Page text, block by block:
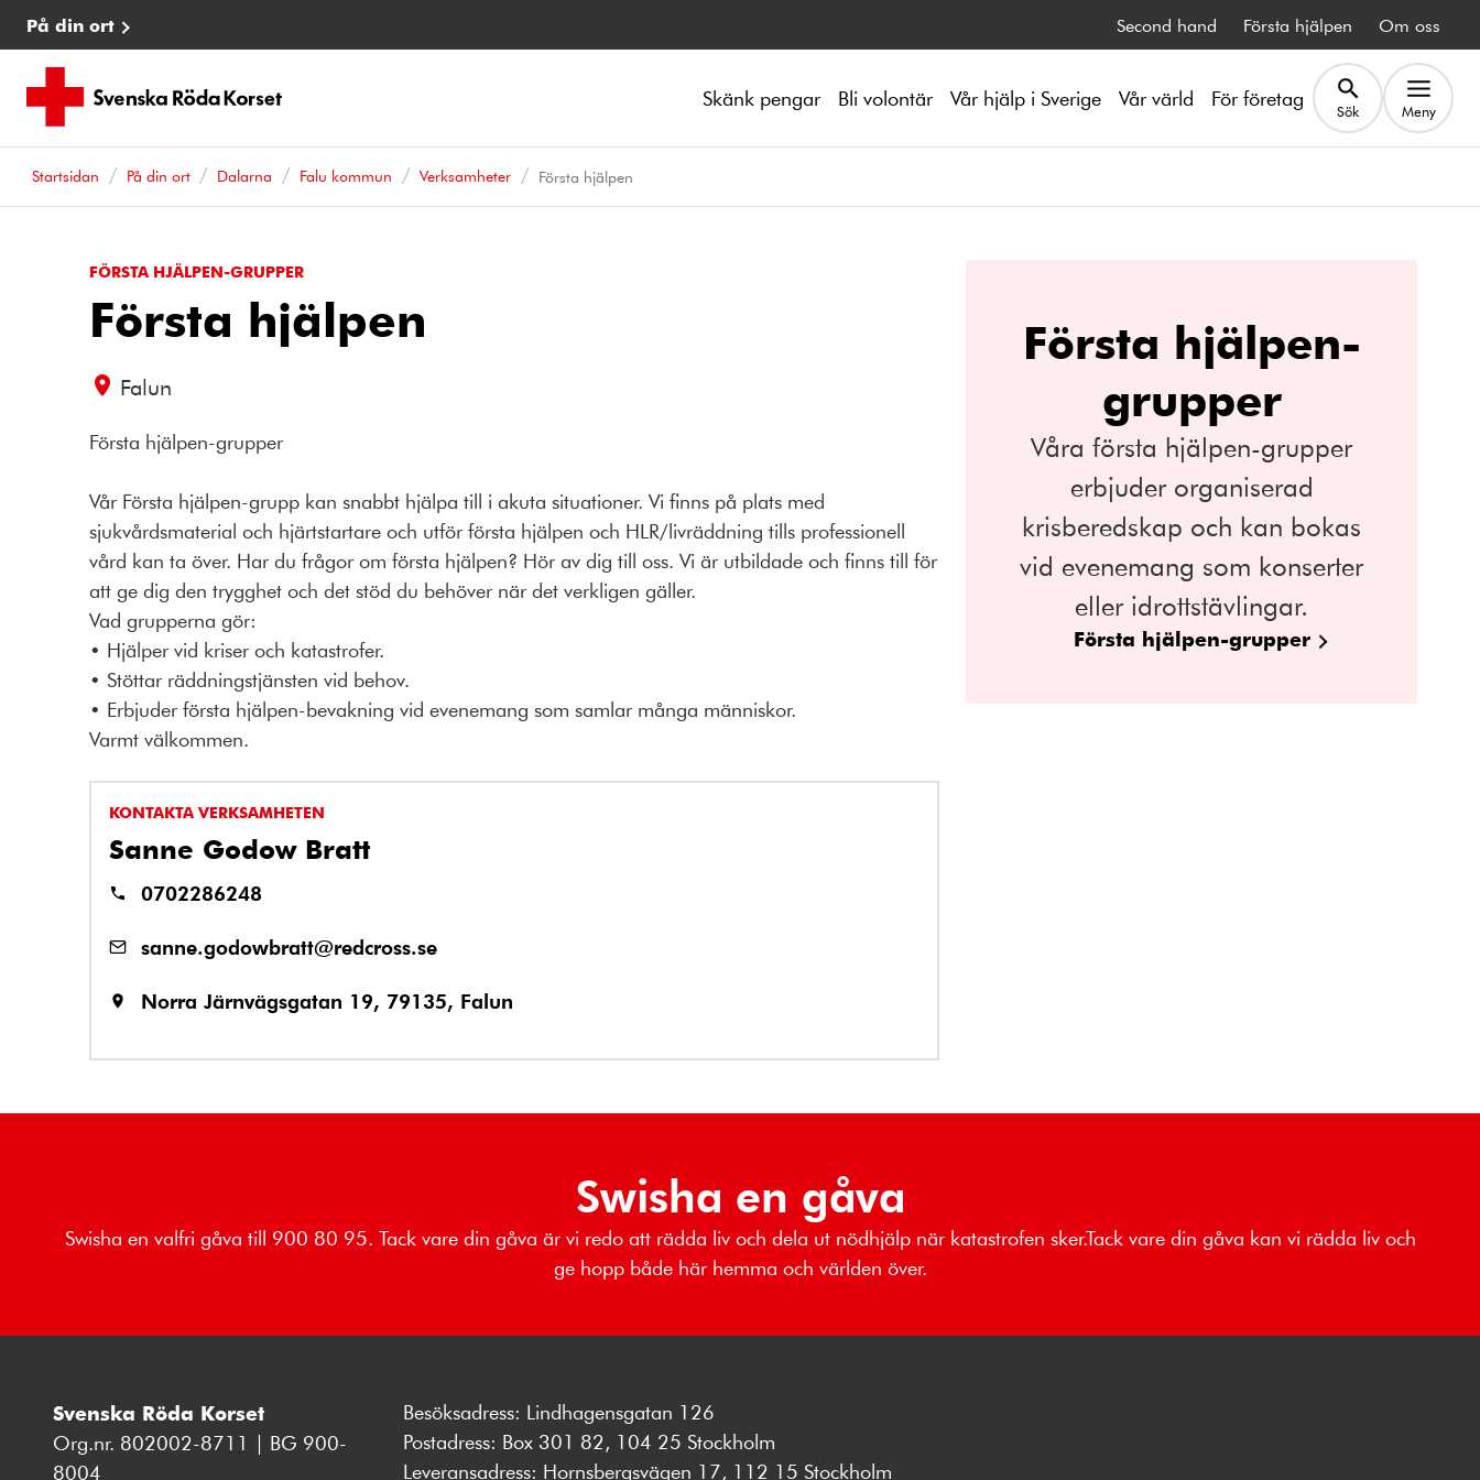
På din ort Second hand Första hjälpen Om oss
Skänk pengar Bli volontär Vår hjälp i Sverige Vår värld För företag Sök Meny
Startsidan På din ort Dalarna Falu kommun Verksamheter Första hjälpen
FÖRSTA HJÄLPEN-GRUPPER
Första hjälpen
Falun
Första hjälpen-grupper
Vår Första hjälpen-grupp kan snabbt hjälpa till i akuta situationer. Vi finns på plats med
sjukvårdsmaterial och hjärtstartare och utför första hjälpen och HLR/livräddning tills professionell
vård kan ta över. Har du frågor om första hjälpen? Hör av dig till oss. Vi är utbildade och finns till för
att ge dig den trygghet och det stöd du behöver när det verkligen gäller.
Vad grupperna gör:
• Hjälper vid kriser och katastrofer.
• Stöttar räddningstjänsten vid behov.
• Erbjuder första hjälpen-bevakning vid evenemang som samlar många människor.
Varmt välkommen.
KONTAKTA VERKSAMHETEN
Sanne Godow Bratt
0702286248
sanne.godowbratt@redcross.se
Norra Järnvägsgatan 19, 79135, Falun
Första hjälpen-
grupper
Våra första hjälpen-grupper
erbjuder organiserad
krisberedskap och kan bokas
vid evenemang som konserter
eller idrottstävlingar.
Första hjälpen-grupper
Swisha en gåva
Swisha en valfri gåva till 900 80 95. Tack vare din gåva är vi redo att rädda liv och dela ut nödhjälp när katastrofen sker.Tack vare din gåva kan vi rädda liv och
ge hopp både här hemma och världen över.
Svenska Röda Korset
Org.nr. 802002-8711 | BG 900-
8004
Besöksadress: Lindhagensgatan 126
Postadress: Box 301 82, 104 25 Stockholm
Leveransadress: Hornsbergsvägen 17, 112 15 Stockholm